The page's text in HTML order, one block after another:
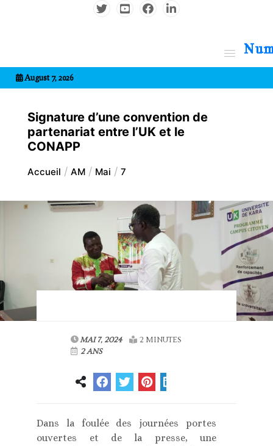
August 7, 2026
Signature d’une convention de
partenariat entre l’UK et le
CONAPP
Accueil AM Mai 7
MAI 7, 2024
2 MINUTES
2 ANS
Dans la foulée des journées portes
ouvertes et de la presse, une